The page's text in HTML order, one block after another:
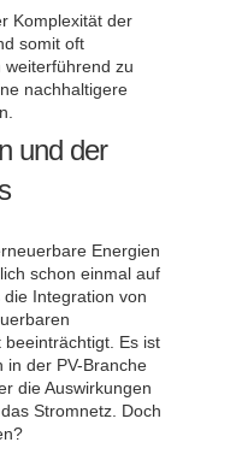
Komplexität der
somit oft
zu
nachhaltigere
und der
Energien
schon einmal auf
Integration von
Es ist
in der PV-Branche
die Auswirkungen
Stromnetz. Doch